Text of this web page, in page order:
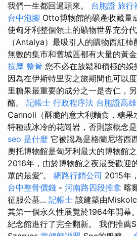
我們一生都回過頭來。 台胞證 旅行
台中泡腳 Otto博物館的礦產收藏量
使匈牙利整個領土的礦物世界充分
（Antalya）最吸引人的購物西紅柿
無數的集市和舊城區都有大量的黃
按摩 整骨 您不必在放鬆和積極的娛
因為在伊斯特里安之旅期間也可以度
里糖果最重要的成分之一是杏仁，
酪。 記帳士 行政程序法 台胞證高雄
Cannoli（酥脆的意大利麵食，糖果
特種或冰冷的花崗岩，否則該概念
seo 是什麼 它被認為是格蘭尼塔西
奧托博物館是匈牙利​​最大的博物館之
2016年，由於博物館之夜最受歡迎
眾的最愛”。 網路行銷公司 2015年
台中整骨價錢 - 河南路四段推拿 喀
征服公墓... 記帳士 該建築由Miskolc
其第一個永久性展覽於1964年開幕。
紀念館進行了完全翻新。 我們推薦